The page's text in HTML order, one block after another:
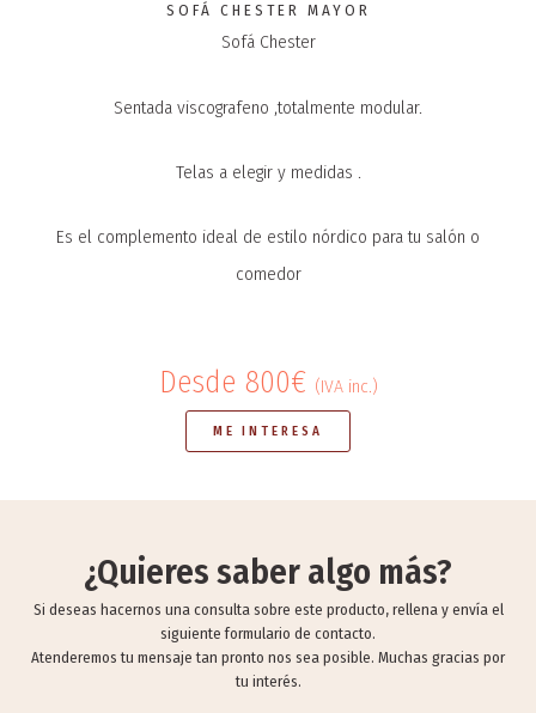
SOFÁ CHESTER MAYOR
Sofá Chester
Sentada viscografeno ,totalmente modular.
Telas a elegir y medidas .
Es el complemento ideal de estilo nórdico para tu salón o
comedor
Desde 800€ (IVA inc.)
ME INTERESA
¿Quieres saber algo más?
Si deseas hacernos una consulta sobre este producto, rellena y envía el
siguiente formulario de contacto.
Atenderemos tu mensaje tan pronto nos sea posible. Muchas gracias por
tu interés.